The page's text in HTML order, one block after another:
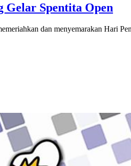
Gelar Spentita Open
dan menyemarakan Hari